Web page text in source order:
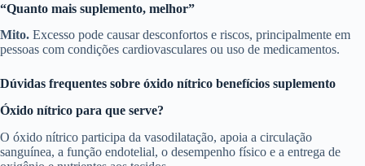
“Quanto mais suplemento, melhor”
Mito. Excesso pode causar desconfortos e riscos, principalmente em
pessoas com condições cardiovasculares ou uso de medicamentos.
Dúvidas frequentes sobre óxido nítrico benefícios suplemento
Óxido nítrico para que serve?
O óxido nítrico participa da vasodilatação, apoia a circulação
sanguínea, a função endotelial, o desempenho físico e a entrega de